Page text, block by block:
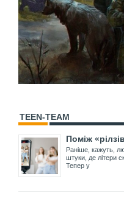
TEEN-TEAM
Поміж
Раніше, кажуть,
штуки, де літери
Тепер у